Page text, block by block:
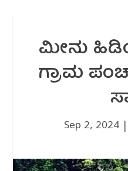
ಮೀನು
ಗ್ರಾಮ‌
Sep 2, 2024|